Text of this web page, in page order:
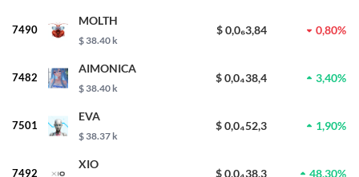
7490
MOLTH
$ 38.40 k
$ 0,0₆3,84 0,80%
7482
AIMONICA
$ 38.40 k
$ 0,0₄38,4 3,40%
7501
EVA
$ 38.37 k
$ 0,0₄52,3 1,90%
7492
XIO
$ 0,0₄38,3 48,30%